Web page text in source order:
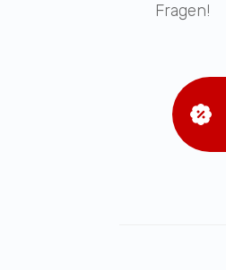
Fragen!